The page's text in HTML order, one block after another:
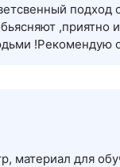
подход
,приятно
!Рекомендую
материал для